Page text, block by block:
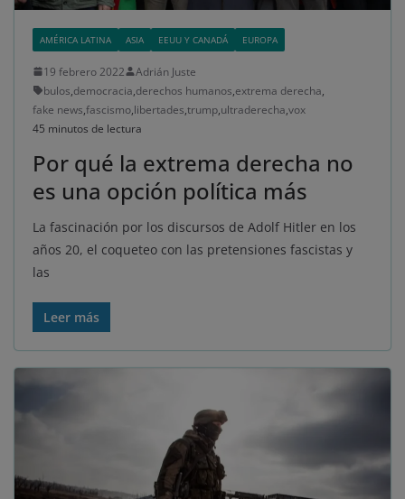
AMÉRICA LATINA ASIA EEUU Y CANADÁ EUROPA
19 febrero 2022
Adrián Juste
bulos,democracia,derechos humanos,extrema derecha,
fake news,fascismo,libertades,trump,ultraderecha,vox
45 minutos de lectura
Por qué la extrema derecha no
es una opción política más
La fascinación por los discursos de Adolf Hitler en los
años 20, el coqueteo con las pretensiones fascistas y
las
Leer más